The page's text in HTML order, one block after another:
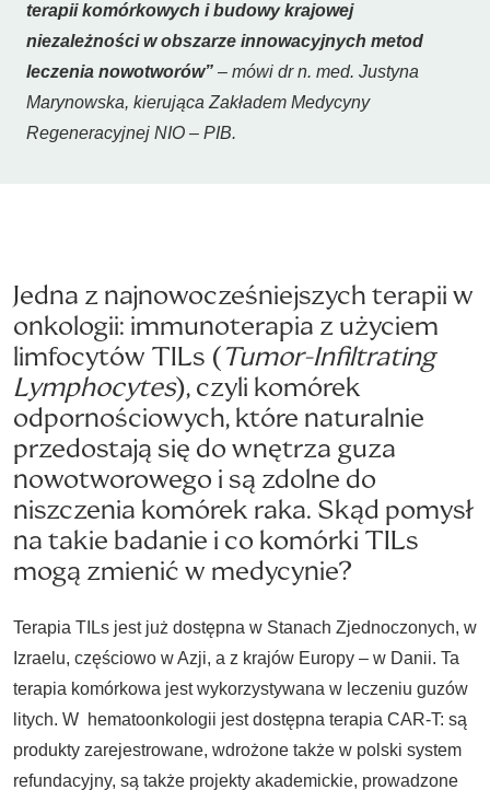
terapii komórkowych i budowy krajowej
niezależności w obszarze innowacyjnych metod
leczenia nowotworów” – mówi dr n. med. Justyna
Marynowska, kierująca Zakładem Medycyny
Regeneracyjnej NIO – PIB.
Jedna z najnowocześniejszych terapii w
onkologii: immunoterapia z użyciem
limfocytów TILs (Tumor-Infiltrating
Lymphocytes), czyli komórek
odpornościowych, które naturalnie
przedostają się do wnętrza guza
nowotworowego i są zdolne do
niszczenia komórek raka. Skąd pomysł
na takie badanie i co komórki TILs
mogą zmienić w medycynie?
Terapia TILs jest już dostępna w Stanach Zjednoczonych, w
Izraelu, częściowo w Azji, a z krajów Europy – w Danii. Ta
terapia komórkowa jest wykorzystywana w leczeniu guzów
litych. W hematoonkologii jest dostępna terapia CAR-T: są
produkty zarejestrowane, wdrożone także w polski system
refundacyjny, są także projekty akademickie, prowadzone